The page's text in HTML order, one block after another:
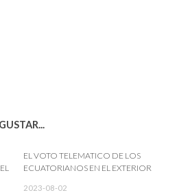
EL VOTO TELEMATICO DE LOS
ECUATORIANOS EN EL EXTERIOR
2023-08-02